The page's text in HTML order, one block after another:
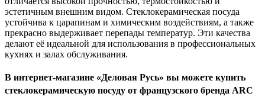
эстетичным внешним видом. Стеклокерамическая посуда
устойчива к царапинам и химическим воздействиям, а также
прекрасно выдерживает перепады температур. Эти качества
делают её идеальной для использования в профессиональных
кухнях и залах обслуживания.
В интернет-магазине «Деловая Русь» вы можете купить
стеклокерамическую посуду от французского бренда ARC